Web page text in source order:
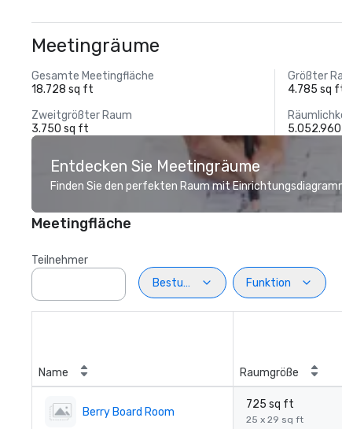
Meetingräume
Gesamte Meetingfläche
18.728 sq ft
Größter
4.785 sq
Zweitgrößter Raum
3.750 sq ft
Entdecken Sie Meetingräume
Finden Sie den perfekten Raum mit
Meetingfläche
Teilnehmer
Bestuhlung
Funktion
Name Raumgröße
Berry Board Room
725 sq ft
25 x 29 sq ft